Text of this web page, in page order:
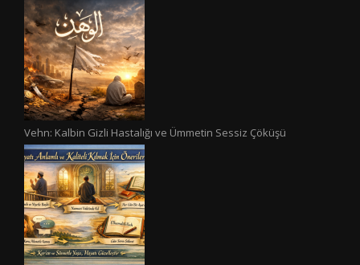
Vehn: Kalbin Gizli Hastalığı ve Ümmetin Sessiz Çöküşü